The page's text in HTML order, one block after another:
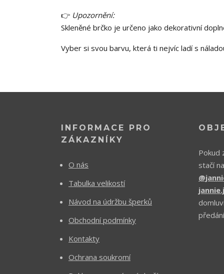
👉 Upozornění:
Skleněné brčko je určeno jako dekorativní
Vyber si svou barvu, která ti nejvíc ladí s
INFORMACE PRO
ZÁKAZNÍKY
O nás
Tabulka velikostí
Návod na údržbu šperků
Obchodní podmínky
Kontakty
Ochrana soukromí
Pokud
stačí